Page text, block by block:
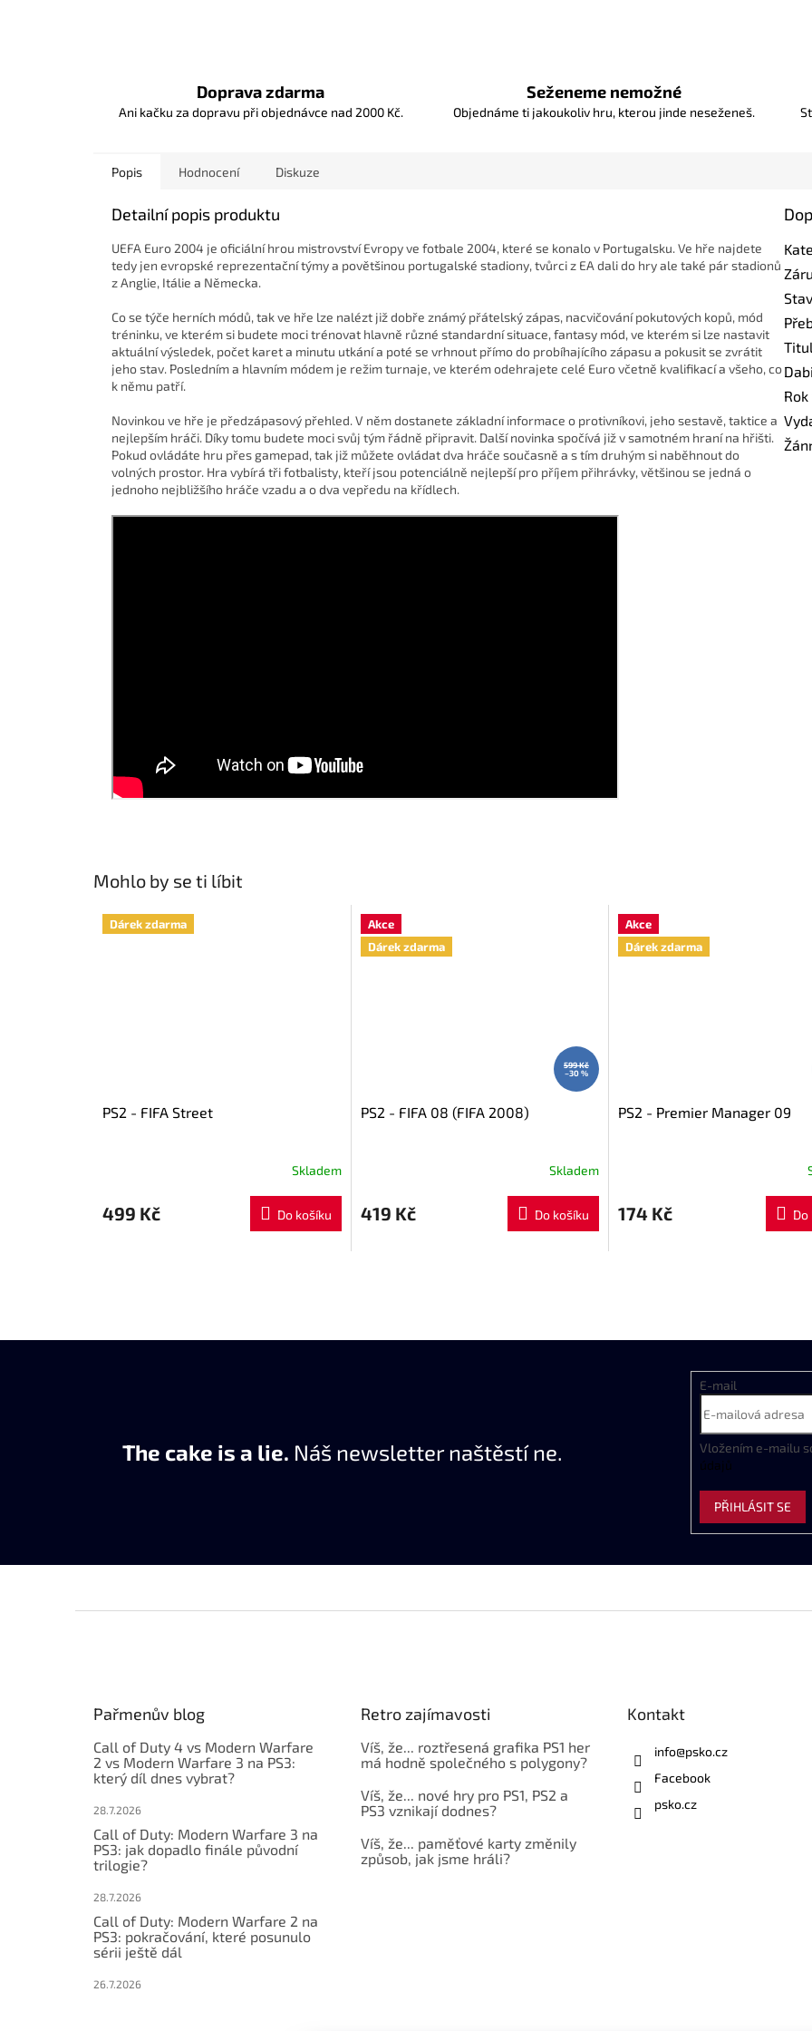
Doprava zdarma
Ani kačku za dopravu při objednávce nad 2000 Kč.
Seženeme nemožné
Objednáme ti jakoukoliv hru, kterou jinde neseženeš.
Mohlo by se ti líbit
Dárek zdarma
PS2 - FIFA Street
Skladem
499 Kč Do košíku
Akce
Dárek zdarma
599 Kč
–30 %
PS2 - FIFA 08 (FIFA 2008)
Skladem
419 Kč Do košíku
Akce
Dárek zdarma
PS2 - Premier Manager 09
174 Kč Do
Popis Hodnocení Diskuze
Detailní popis produktu
UEFA Euro 2004 je oficiální hrou mistrovství Evropy ve fotbale 2004, které se konalo v Portugalsku. Ve hře najdete
tedy jen evropské reprezentační týmy a povětšinou portugalské stadiony, tvůrci z EA dali do hry ale také pár stadionů
z Anglie, Itálie a Německa.
Co se týče herních módů, tak ve hře lze nalézt již dobře známý přátelský zápas, nacvičování pokutových kopů, mód
tréninku, ve kterém si budete moci trénovat hlavně různé standardní situace, fantasy mód, ve kterém si lze nastavit
aktuální výsledek, počet karet a minutu utkání a poté se vrhnout přímo do probíhajícího zápasu a pokusit se zvrátit
jeho stav. Posledním a hlavním módem je režim turnaje, ve kterém odehrajete celé Euro včetně kvalifikací a všeho, co
k němu patří.
Novinkou ve hře je předzápasový přehled. V něm dostanete základní informace o protivníkovi, jeho sestavě, taktice a
nejlepším hráči. Díky tomu budete moci svůj tým řádně připravit. Další novinka spočívá již v samotném hraní na hřišti.
Pokud ovládáte hru přes gamepad, tak již můžete ovládat dva hráče současně a s tím druhým si naběhnout do
volných prostor. Hra vybírá tři fotbalisty, kteří jsou potenciálně nejlepší pro příjem přihrávky, většinou se jedná o
jednoho nejbližšího hráče vzadu a o dva vepředu na křídlech.
Stav
The cake is a lie. Náš newsletter naštěstí ne.
E-mail
Vložením e-mailu
údajů
PŘIHLÁSIT SE
Pařmenův blog
Call of Duty 4 vs Modern Warfare
2 vs Modern Warfare 3 na PS3:
který díl dnes vybrat?
28.7.2026
Call of Duty: Modern Warfare 3 na
PS3: jak dopadlo finále původní
trilogie?
28.7.2026
Call of Duty: Modern Warfare 2 na
PS3: pokračování, které posunulo
sérii ještě dál
26.7.2026
Retro zajímavosti
Víš, že... roztřesená grafika PS1 her
má hodně společného s polygony?
Víš, že... nové hry pro PS1, PS2 a
PS3 vznikají dodnes?
Víš, že... paměťové karty změnily
způsob, jak jsme hráli?
Kontakt
info@psko.cz
Facebook
psko.cz